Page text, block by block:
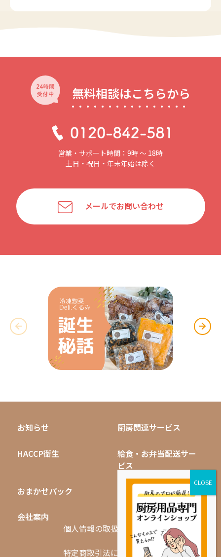
無料相談はこちらから
営業・サポート時間：9時 〜 18時
土日・祝日・年末年始は除く
メールでお問い合わせ
お知らせ 厨房関連サービス
HACCP衛生
給食・お弁当配送サー
ビス
おまかせパック 無料キャンペーン
会社案内
採用情報
個人情報の取扱いについて
特定商取引法に基づく表記